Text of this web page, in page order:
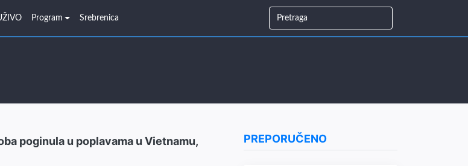
Program Srebrenica
poginula u poplavama u Vietnamu,
PREPORUČENO